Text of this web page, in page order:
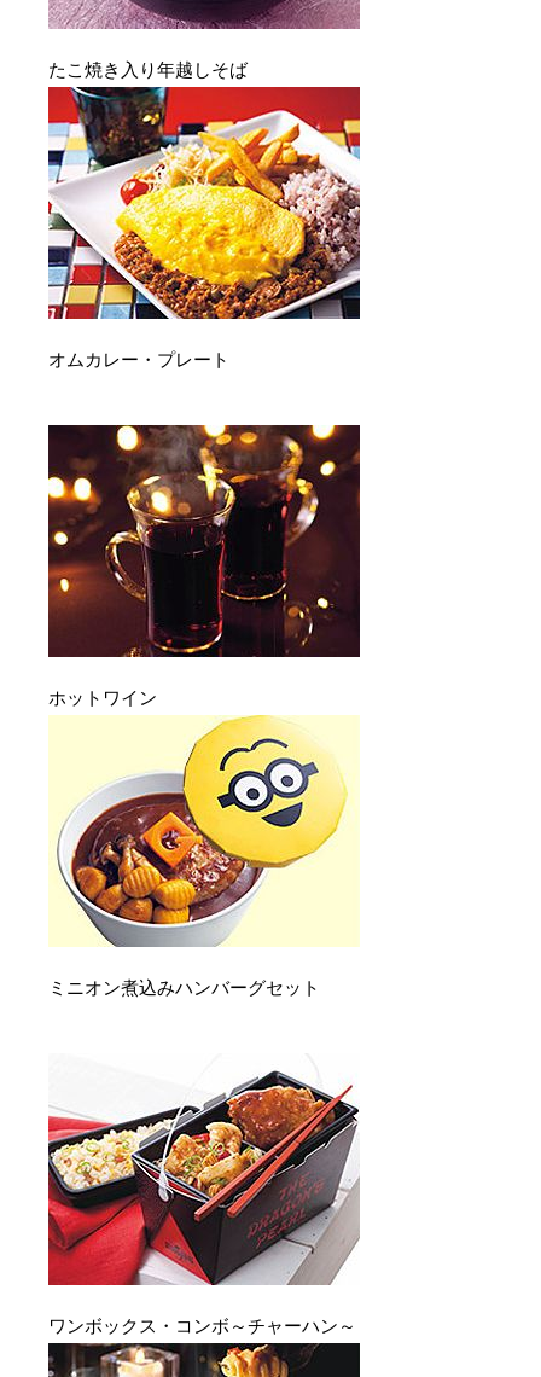
たこ焼き入り年越しそば
オムカレー・プレート
ホットワイン
ミニオン煮込みハンバーグセット
ワンボックス・コンボ～チャーハン～